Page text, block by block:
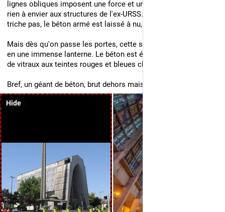
lignes obliques imposent une force et une rigueur qui n'ont
rien à envier aux structures de l'ex-URSS. Ici, le bâtiment ne
triche pas, le béton armé est laissé à nu, brut.
Mais dès qu'on passe les portes, cette structure se transforme
en une immense lanterne. Le béton est éclipsé par des milliers
de vitraux aux teintes rouges et bleues chaudes.
Bref, un géant de béton, brut dehors mais vibrant à l'intérieur.
Hide